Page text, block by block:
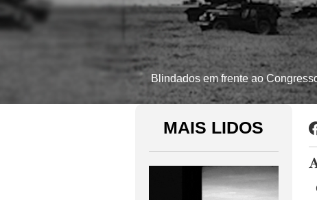
Blindados em frente ao
MAIS LIDOS